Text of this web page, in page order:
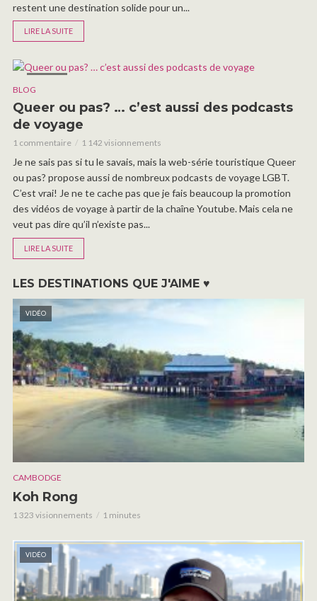
restent une destination solide pour un...
LIRE LA SUITE
BLOG
Queer ou pas? … c’est aussi des podcasts
de voyage
1 commentaire 1 142 visionnements
Je ne sais pas si tu le savais, mais la web-série touristique Queer
ou pas? propose aussi de nombreux podcasts de voyage LGBT.
C’est vrai! Je ne te cache pas que je fais beaucoup la promotion
des vidéos de voyage à partir de la chaîne Youtube. Mais cela ne
veut pas dire qu’il n’existe pas...
LIRE LA SUITE
LES DESTINATIONS QUE J'AIME ♥
VIDÉO
CAMBODGE
Koh Rong
1 323 visionnements 1 minutes
VIDÉO